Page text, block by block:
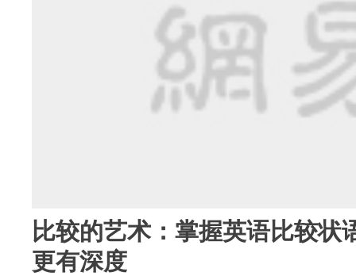
比较的艺术：掌握英语比较状
更有深度